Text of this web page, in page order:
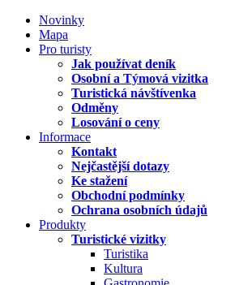
Novinky
Mapa
Pro turisty
Jak používat deník
Osobní a Týmová vizitka
Turistická návštívenka
Odměny
Losování o ceny
Informace
Kontakt
Nejčastější dotazy
Ke stažení
Obchodní podmínky
Ochrana osobních údajů
Produkty
Turistické vizitky
Turistika
Kultura